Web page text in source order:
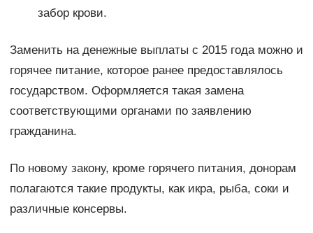
забор крови.
Заменить на денежные выплаты с 2015 года можно и
горячее питание, которое ранее предоставлялось
государством. Оформляется такая замена
соответствующими органами по заявлению
гражданина.
По новому закону, кроме горячего питания, донорам
полагаются такие продукты, как икра, рыба, соки и
различные консервы.